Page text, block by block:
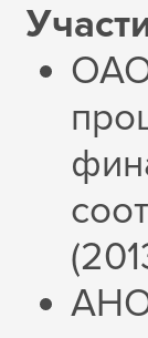
ОАО
АНО